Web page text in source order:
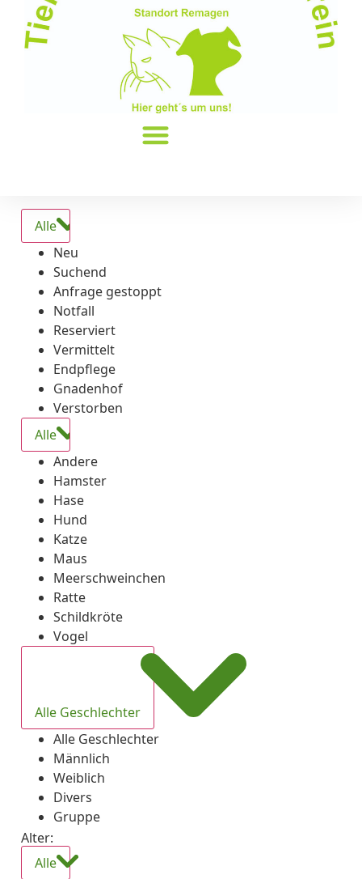
Alle
Neu
Suchend
Anfrage gestoppt
Notfall
Reserviert
Vermittelt
Endpflege
Gnadenhof
Verstorben
Alle
Andere
Hamster
Hase
Hund
Katze
Maus
Meerschweinchen
Ratte
Schildkröte
Vogel
Alle Geschlechter
Alle Geschlechter
Männlich
Weiblich
Divers
Gruppe
Alter:
Alle